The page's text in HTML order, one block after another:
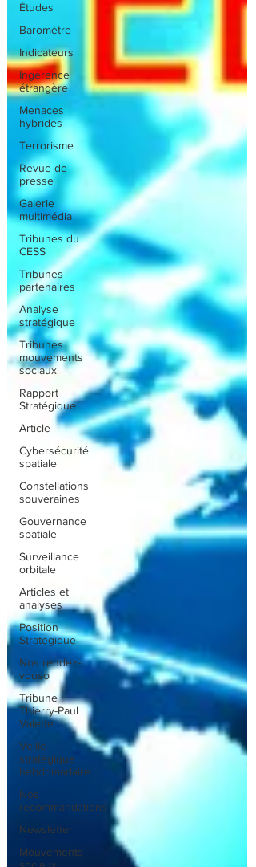
Études
Baromètre
Indicateurs
Ingérence
étrangère
Menaces
hybrides
Terrorisme
Revue de
presse
Galerie
multimédia
Tribunes du
CESS
Tribunes
partenaires
Analyse
stratégique
Tribunes
mouvements
sociaux
Rapport
Stratégique
Article
Cybersécurité
spatiale
Constellations
souveraines
Gouvernance
spatiale
Surveillance
orbitale
Articles et
analyses
Position
Stratégique
Nos rendez-
vouso
Tribune
Thierry-Paul
Valette
Veille
stratégique
hebdomadaire
Nos
recommandations
Newsletter
Mouvements